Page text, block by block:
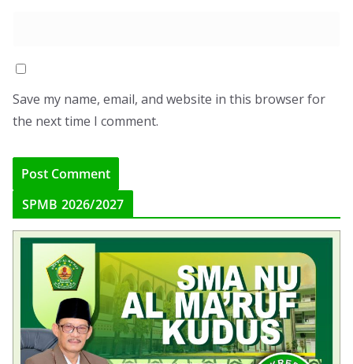
Save my name, email, and website in this browser for
the next time I comment.
SPMB 2026/2027